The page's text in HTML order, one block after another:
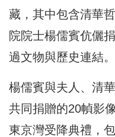
藏，其中包含清華
院院士楊儒賓伉儷
過文物與歷史連結。
楊儒賓與夫人、清
共同捐贈的20幀影
東京灣受降典禮，